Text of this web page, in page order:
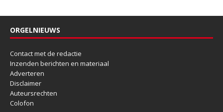
ORGELNIEUWS
Contact met de redactie
Inzenden berichten en materiaal
Adverteren
Disclaimer
Auteursrechten
Colofon